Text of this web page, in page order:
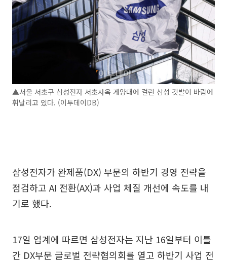
▲서울 서초구 삼성전자 서초사옥 게양대에 걸린 삼성 깃발이 바람에
휘날리고 있다. (이투데이DB)
삼성전자가 완제품(DX) 부문의 하반기 경영 전략을
점검하고 AI 전환(AX)과 사업 체질 개선에 속도를 내
기로 했다.
17일 업계에 따르면 삼성전자는 지난 16일부터 이틀
간 DX부문 글로벌 전략협의회를 열고 하반기 사업 전